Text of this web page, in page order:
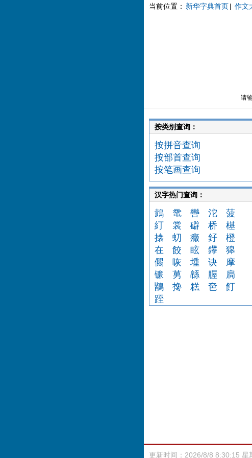
当前位置： 新华字典首页| 作文
请
按类别查询：
按拼音查询
按部首查询
按笔画查询
汉字热门查询：
鷧 鼋 轡 沱
菠
糽
裳 礔 桥
樭
搇
虭 癥 釨
橙
在
餃 眩 鑻
獆
儩
咴 堹 诀
摩
镰
莮 緜 腛
扃
鶛
搀 糕 夿
飣
跮
更新时间：2026/8/8 8:30:15 星